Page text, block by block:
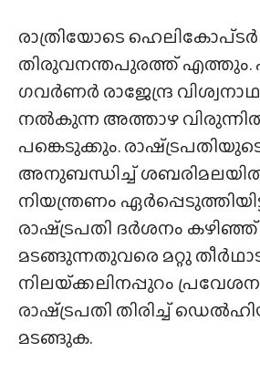
രാത്രിയോടെ ഹെലികോപ്‌ടർ
തിരുവനന്തപുരത്ത് എത്തും.
ഗവർണർ രാജേന്ദ്ര
നൽകുന്ന അത്താഴ
പങ്കെടുക്കും.
അനുബന്ധിച്ച്
നിയന്ത്രണം
രാഷ്‍ട്രപതി ദർശനം കഴിഞ്ഞ്
മടങ്ങുന്നതുവരെ മറ്റു
നിലയ്‌ക്കലിനപ്പുറം
രാഷ്‍ട്രപതി തിരിച്ച്
മടങ്ങുക.